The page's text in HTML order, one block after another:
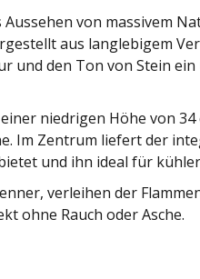
Aussehen von massivem
aus langlebigem
und den Ton von Stein
niedrigen Höhe von
Im Zentrum liefert der
und ihn ideal für
verleihen der
ohne Rauch oder Asche.